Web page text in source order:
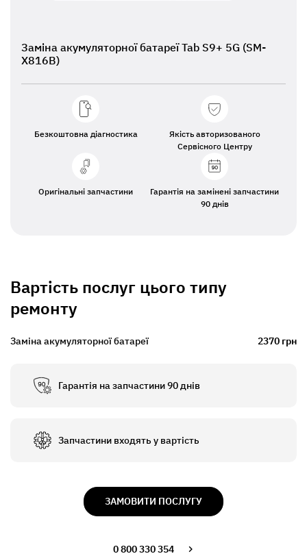
Заміна акумуляторної батареї Tab S9+ 5G (SM-
X816B)
Безкоштовна діагностика
Якість авторизованого
Сервісного Центру
Оригінальні запчастини
Гарантія на замінені запчастини
90 днів
Вартість послуг цього типу
ремонту
Заміна акумуляторної батареї 2370 грн
Гарантія на запчастини 90 днів
Запчастини входять у вартість
ЗАМОВИТИ ПОСЛУГУ
0 800 330 354